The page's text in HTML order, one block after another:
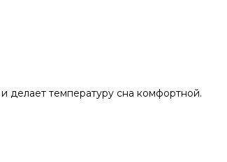
делает температуру сна комфортной.